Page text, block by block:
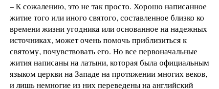
– К сожалению, это не так просто. Хорошо написанное
житие того или иного святого, составленное близко ко
времени жизни угодника или основанное на надежных
источниках, может очень помочь приблизиться к
святому, почувствовать его. Но все первоначальные
жития написаны на латыни, которая была официальным
языком церкви на Западе на протяжении многих веков,
и лишь немногие из них переведены на английский